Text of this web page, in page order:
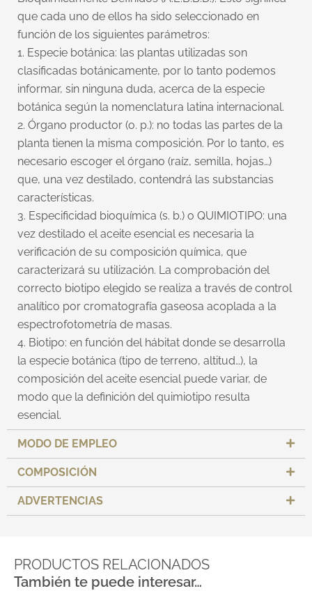
que cada uno de ellos ha sido seleccionado en
función de los siguientes parámetros:
1. Especie botánica: las plantas utilizadas son
clasificadas botánicamente, por lo tanto podemos
informar, sin ninguna duda, acerca de la especie
botánica según la nomenclatura latina internacional.
2. Órgano productor (o. p.): no todas las partes de la
planta tienen la misma composición. Por lo tanto, es
necesario escoger el órgano (raíz, semilla, hojas…)
que, una vez destilado, contendrá las substancias
características.
3. Especificidad bioquímica (s. b.) o QUIMIOTIPO: una
vez destilado el aceite esencial es necesaria la
verificación de su composición química, que
caracterizará su utilización. La comprobación del
correcto biotipo elegido se realiza a través de control
analítico por cromatografía gaseosa acoplada a la
espectrofotometría de masas.
4. Biotipo: en función del hábitat donde se desarrolla
la especie botánica (tipo de terreno, altitud…), la
composición del aceite esencial puede variar, de
modo que la definición del quimiotipo resulta
esencial.
MODO DE EMPLEO
COMPOSICIÓN
ADVERTENCIAS
PRODUCTOS RELACIONADOS
También te puede interesar…